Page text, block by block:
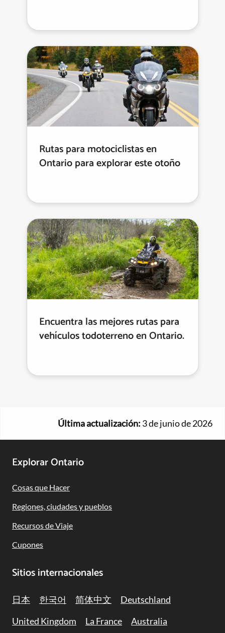
Rutas para motociclistas en
Ontario para explorar este otoño
Encuentra las mejores rutas para
vehículos todoterreno en Ontario.
Última actualización: 3 de junio de 2026
Footer
Navigation
Explorar Ontario
Cosas que Hacer
Regiones, ciudades y pueblos
Recursos de Viaje
Cupones
Sitios internacionales
日本 한국어 简体中文
Deutschland
United Kingdom
La France Australia